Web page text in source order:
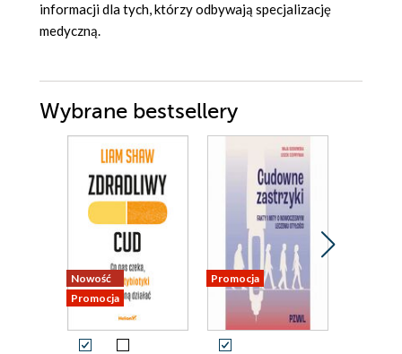
informacji dla tych, którzy odbywają specjalizację
medyczną.
Wybrane bestsellery
Nowość
Promocja
Promocja